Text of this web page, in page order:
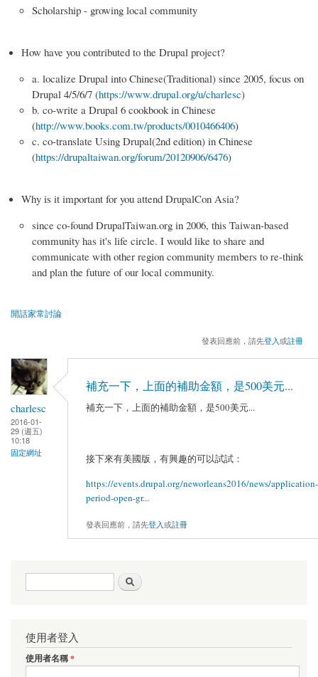
Scholarship - growing local community
How have you contributed to the Drupal project?
a. localize Drupal into Chinese(Traditional) since 2005, focus on
Drupal 4/5/6/7 (https://www.drupal.org/u/charlesc)
b. co-write a Drupal 6 cookbook in Chinese
(http://www.books.com.tw/products/0010466406)
c. co-translate Using Drupal(2nd edition) in Chinese
(https://drupaltaiwan.org/forum/20120906/6476)
Why is it important for you attend DrupalCon Asia?
since co-found DrupalTaiwan.org in 2006, this Taiwan-based
community has it's life circle. I would like to share and
communicate with other region community members to re-think
and plan the future of our local community.
閒話家常討論
發表回應前，請先登入或註冊
charlesc
2016-01-
29 (週五)
10:18
固定網址
補充一下，上面的補助金額，是500美元...
補充一下，上面的補助金額，是500美元...
接下來有美國版，有興趣的可以試試：
https://events.drupal.org/neworleans2016/news/application-
period-open-gr...
發表回應前，請先登入或註冊
搜尋表單
使用者登入
使用者名稱*